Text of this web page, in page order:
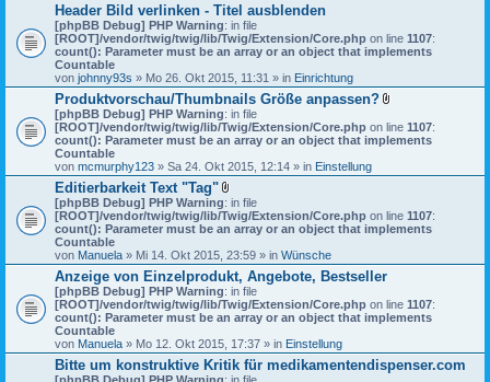
Header Bild verlinken - Titel ausblenden
[phpBB Debug] PHP Warning: in file
[ROOT]/vendor/twig/twig/lib/Twig/Extension/Core.php on line 1107:
count(): Parameter must be an array or an object that implements
Countable
von johnny93s » Mo 26. Okt 2015, 11:31 » in Einrichtung
Produktvorschau/Thumbnails Größe anpassen?
a
t
a
a
n
[phpBB Debug] PHP Warning: in file
[ROOT]/vendor/twig/twig/lib/Twig/Extension/Core.php on line 1107:
count(): Parameter must be an array or an object that implements
Countable
von mcmurphy123 » Sa 24. Okt 2015, 12:14 » in Einstellung
Editierbarkeit Text "Tag"
D
a
i
a
n
h
a
n
[phpBB Debug] PHP Warning: in file
[ROOT]/vendor/twig/twig/lib/Twig/Extension/Core.php on line 1107:
count(): Parameter must be an array or an object that implements
Countable
von Manuela » Mi 14. Okt 2015, 23:59 » in Wünsche
Anzeige von Einzelprodukt, Angebote, Bestseller
[phpBB Debug] PHP Warning: in file
[ROOT]/vendor/twig/twig/lib/Twig/Extension/Core.php on line 1107:
count(): Parameter must be an array or an object that implements
Countable
von Manuela » Mo 12. Okt 2015, 17:37 » in Einstellung
Bitte um konstruktive Kritik für medikamentendispenser.com
[phpBB Debug] PHP Warning: in file